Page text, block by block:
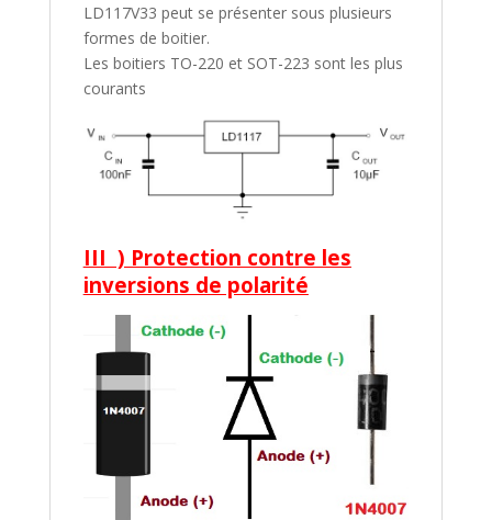
LD117V33 peut se présenter sous plusieurs
formes de boitier.
Les boitiers TO-220 et SOT-223 sont les plus
courants
III ) Protection contre les
inversions de polarité